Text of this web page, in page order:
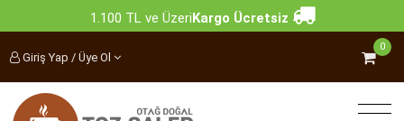
1.100 TL ve ÜzeriKargo Ücretsiz
Giriş Yap / Üye Ol
0